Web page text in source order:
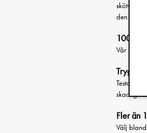
den får –
100%
Vår
Trygg
Testad
skadliga
Fler än
Välj